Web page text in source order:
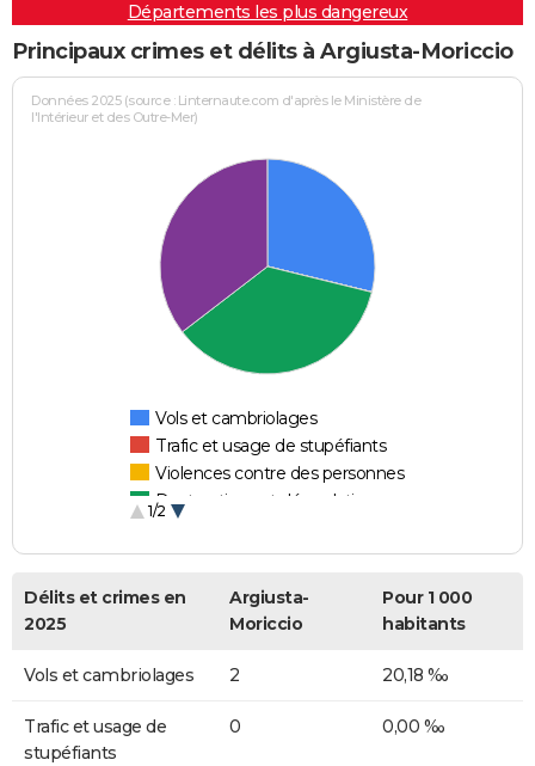
Départements les plus dangereux
Principaux crimes et délits à Argiusta-Moriccio
Données 2025 (source : Linternaute.com d'après le Ministère de
l'Intérieur et des Outre-Mer)
Vols et cambriolages
Trafic et usage de stupéfiants
Violences contre des personnes
Destructions et dégradations
1/2
Délits et crimes en
2025
Argiusta-
Moriccio
Pour 1 000
habitants
Vols et cambriolages 2 20,18 ‰
Trafic et usage de
stupéfiants
0 0,00 ‰